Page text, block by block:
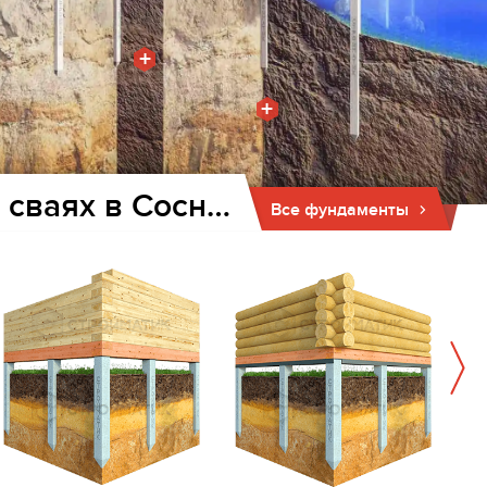
+
+
Все фундаменты
Фундамент для дома и бани на забивных ж/б сваях в Сосновоборске